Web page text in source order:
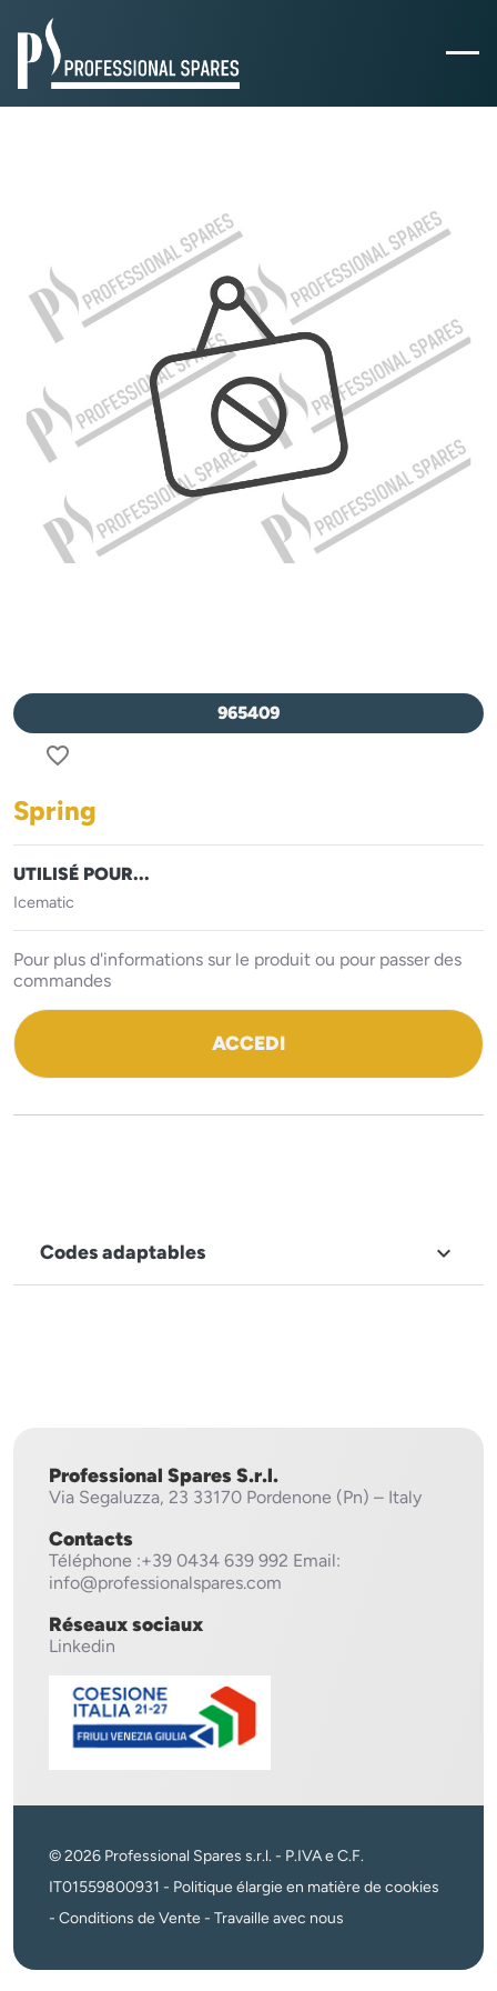
965409
favorite_border
Spring
UTILISÉ POUR...
Icematic
Pour plus d'informations sur le produit ou pour passer des
commandes
ACCEDI
Codes adaptables 
Professional Spares S.r.l.
Via Segaluzza, 23 33170 Pordenone (Pn) – Italy
Contacts
Téléphone :+39 0434 639 992 Email:
info@professionalspares.com
Réseaux sociaux
Linkedin
© 2026 Professional Spares s.r.l. - P.IVA e C.F.
IT01559800931 - Politique élargie en matière de cookies
- Conditions de Vente - Travaille avec nous